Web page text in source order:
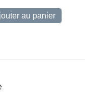
au panier